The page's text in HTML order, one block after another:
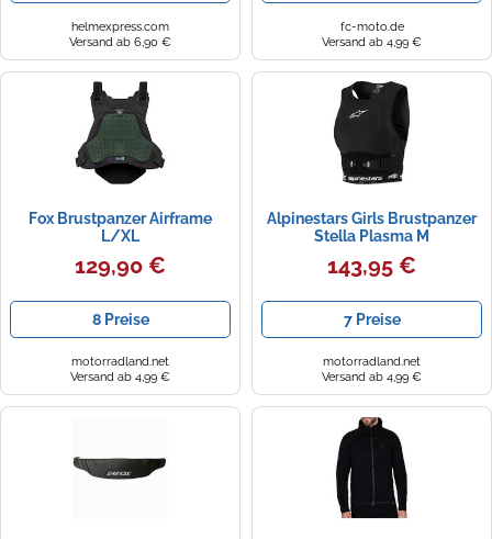
helmexpress.com
Versand ab 6,90 €
fc-moto.de
Versand ab 4,99 €
Fox Brustpanzer Airframe
L/XL
129,90 €
8 Preise
motorradland.net
Versand ab 4,99 €
Alpinestars Girls Brustpanzer
Stella Plasma M
143,95 €
7 Preise
motorradland.net
Versand ab 4,99 €